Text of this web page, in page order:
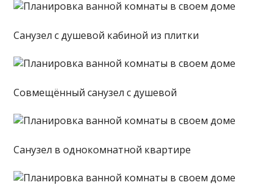
Санузел с душевой кабиной из плитки
Совмещённый санузел с душевой
Санузел в однокомнатной квартире